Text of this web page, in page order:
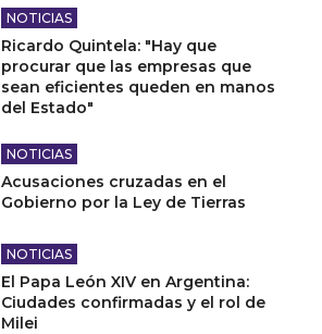
NOTICIAS
Ricardo Quintela: "Hay que
procurar que las empresas que
sean eficientes queden en manos
del Estado"
NOTICIAS
Acusaciones cruzadas en el
Gobierno por la Ley de Tierras
NOTICIAS
El Papa León XIV en Argentina:
Ciudades confirmadas y el rol de
Milei